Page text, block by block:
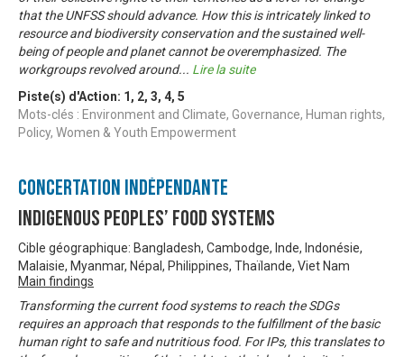
that the UNFSS should advance. How this is intricately linked to
resource and biodiversity conservation and the sustained well-
being of people and planet cannot be overemphasized. The
workgroups revolved around... Lire la suite
Piste(s) d'Action: 1 , 2, 3, 4, 5
Mots-clés : Environment and Climate, Governance, Human rights,
Policy, Women & Youth Empowerment
Concertation Indépendante
Indigenous Peoples’ Food Systems
Cible géographique: Bangladesh, Cambodge, Inde, Indonésie,
Malaisie, Myanmar, Népal, Philippines, Thaïlande, Viet Nam
Main findings
Transforming the current food systems to reach the SDGs
requires an approach that responds to the fulfillment of the basic
human right to safe and nutritious food. For IPs, this translates to